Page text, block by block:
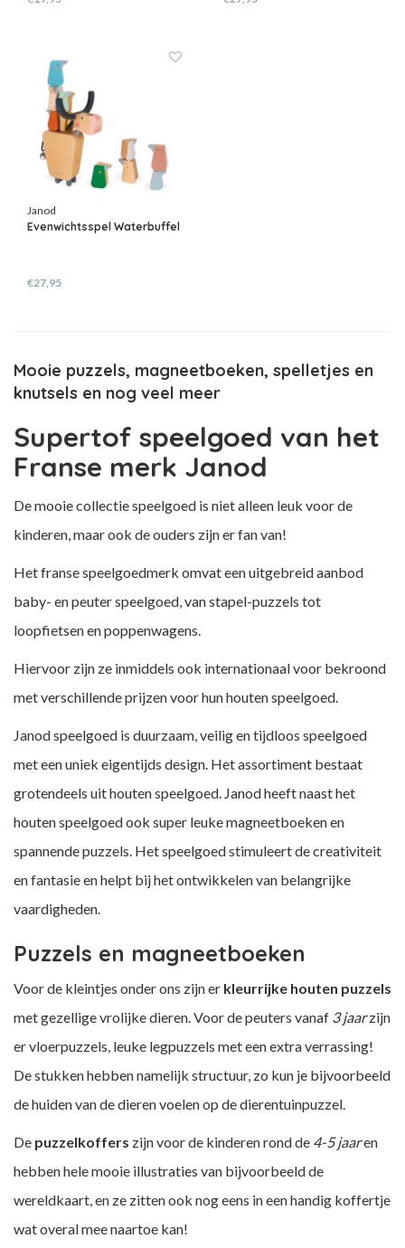
Janod
Evenwichtsspel Waterbuffel
€27,95
Mooie puzzels, magneetboeken, spelletjes en
knutsels en nog veel meer
Supertof speelgoed van het
Franse merk Janod
De mooie collectie speelgoed is niet alleen leuk voor de
kinderen, maar ook de ouders zijn er fan van!
Het franse speelgoedmerk omvat een uitgebreid aanbod
baby- en peuter speelgoed, van stapel-puzzels tot
loopfietsen en poppenwagens.
Hiervoor zijn ze inmiddels ook internationaal voor bekroond
met verschillende prijzen voor hun houten speelgoed.
Janod speelgoed is duurzaam, veilig en tijdloos speelgoed
met een uniek eigentijds design. Het assortiment bestaat
grotendeels uit houten speelgoed. Janod heeft naast het
houten speelgoed ook super leuke magneetboeken en
spannende puzzels. Het speelgoed stimuleert de creativiteit
en fantasie en helpt bij het ontwikkelen van belangrijke
vaardigheden.
Puzzels en magneetboeken
Voor de kleintjes onder ons zijn er kleurrijke houten puzzels
met gezellige vrolijke dieren. Voor de peuters vanaf 3 jaarzijn
er vloerpuzzels, leuke legpuzzels met een extra verrassing!
De stukken hebben namelijk structuur, zo kun je bijvoorbeeld
de huiden van de dieren voelen op de dierentuinpuzzel.
De puzzelkoffers zijn voor de kinderen rond de 4-5 jaaren
hebben hele mooie illustraties van bijvoorbeeld de
wereldkaart, en ze zitten ook nog eens in een handig koffertje
wat overal mee naartoe kan!